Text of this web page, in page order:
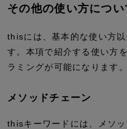
その他の使い方につい
thisには、基本的な使い方
す。本項で紹介する使い方
ラミングが可能になります。
メソッドチェーン
thisキーワードには、メソ